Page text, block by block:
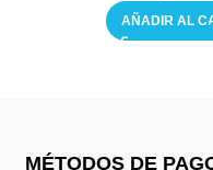
AÑADIR AL
MÉTODOS DE